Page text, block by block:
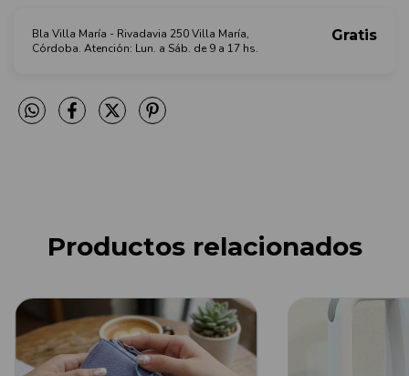
Bla Villa María - Rivadavia 250 Villa María,
Córdoba. Atención: Lun. a Sáb. de 9 a 17 hs.
Gratis
Productos relacionados